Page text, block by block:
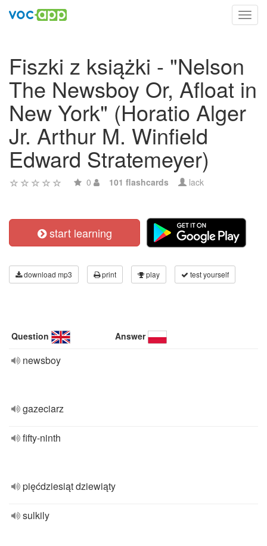
Fiszki z książki - "Nelson
The Newsboy Or, Afloat in
New York" (Horatio Alger
Jr. Arthur M. Winfield
Edward Stratemeyer)
0 101 flashcards lack
start learning
download mp3 print play test yourself
Question Answer
newsboy
gazeciarz
fifty-ninth
pięćdziesiąt dziewiąty
sulkily